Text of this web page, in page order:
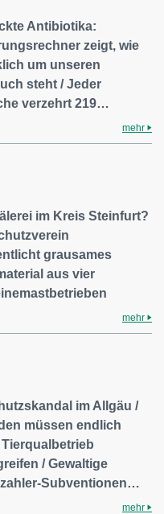
Antibiotika:
zeigt, wie
um unseren
steht / Jeder
verzehrt 219…
mehr
im Kreis Steinfurt?
grausames
aus vier
mehr
im Allgäu /
müssen endlich
/ Gewaltige
Subventionen…
mehr